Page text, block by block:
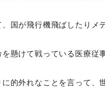
、国が飛行機飛ばしたりメ
を懸けて戦っている医療従
に的外れなことを言って、